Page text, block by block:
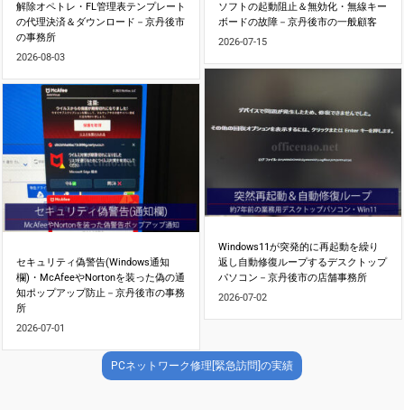
解除オペトレ・FL管理表テンプレート
の代理決済＆ダウンロード－京丹後市
の事務所
2026-08-03
ソフトの起動阻止＆無効化・無線キー
ボードの故障－京丹後市の一般顧客
2026-07-15
Windows11が突発的に再起動を繰り
返し自動修復ループするデスクトップ
パソコン－京丹後市の店舗事務所
2026-07-02
セキュリティ偽警告(Windows通知
欄)・McAfeeやNortonを装った偽の通
知ポップアップ防止－京丹後市の事務
所
2026-07-01
PCネットワーク修理[緊急訪問]の実績